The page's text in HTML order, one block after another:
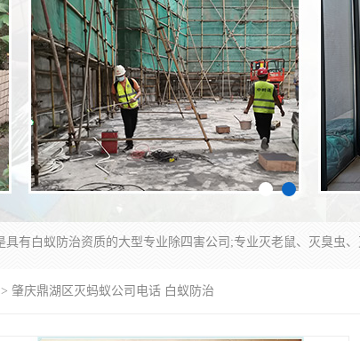
> 肇庆鼎湖区灭蚂蚁公司电话 白蚁防治